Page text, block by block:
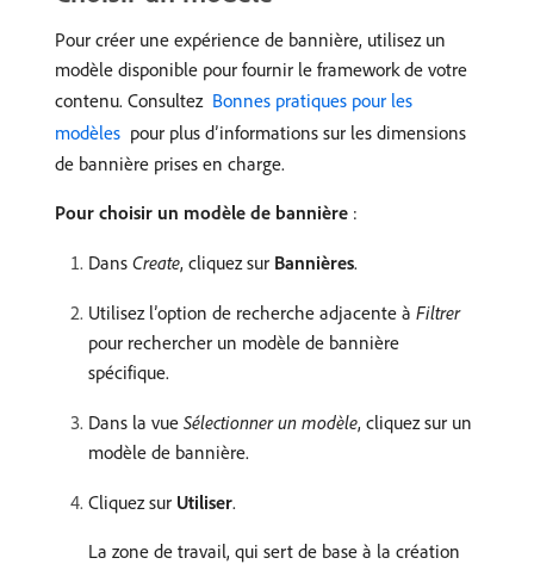
Pour créer une expérience de bannière, utilisez un
modèle disponible pour fournir le framework de votre
contenu. Consultez ​ Bonnes pratiques pour les
modèles ​ pour plus d’informations sur les dimensions
de bannière prises en charge.
Pour choisir un modèle de bannière :
Dans Create, cliquez sur Bannières.
Utilisez l’option de recherche adjacente à Filtrer
pour rechercher un modèle de bannière
spécifique.
Dans la vue Sélectionner un modèle, cliquez sur un
modèle de bannière.
Cliquez sur Utiliser.
La zone de travail, qui sert de base à la création